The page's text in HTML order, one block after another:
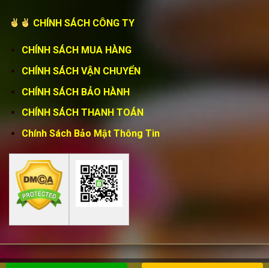
CHÍNH SÁCH CÔNG TY
CHÍNH SÁCH MUA HÀNG
CHÍNH SÁCH VẬN CHUYỂN
CHÍNH SÁCH BẢO HÀNH
CHÍNH SÁCH THANH TOÁN
Chính Sách Bảo Mật Thông Tin